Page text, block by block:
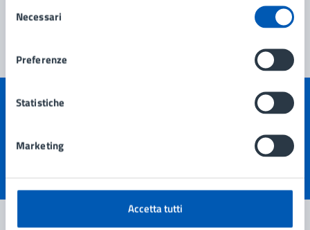
delNecessari
Preferenze
Statistiche
Marketing
Accetta tutti
Quanto sono chiare le informazioni su questa